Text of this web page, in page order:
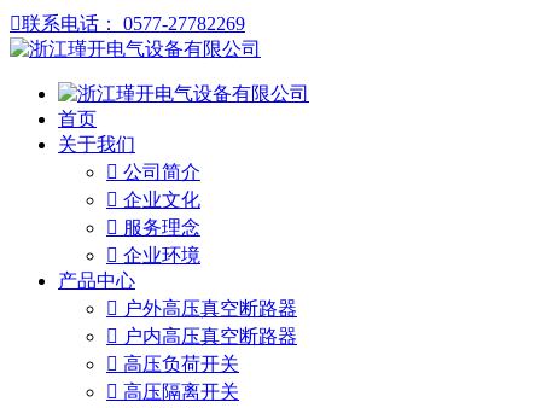
联系电话： 0577-27782269
首页
关于我们
 公司简介
 企业文化
 服务理念
 企业环境
产品中心
 户外高压真空断路器
 户内高压真空断路器
 高压负荷开关
 高压隔离开关